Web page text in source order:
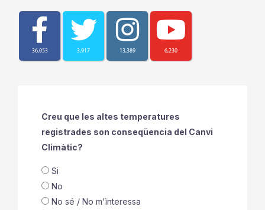
36,053 3,917 13,389 6,230
Creu que les altes temperatures
registrades son conseqüencia del Canvi
Climàtic?
Si
No
No sé / No m'ìnteressa